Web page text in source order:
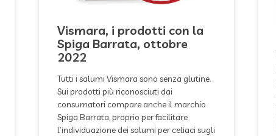
Vismara, i prodotti con la
Spiga Barrata, ottobre
2022
Tutti i salumi Vismara sono senza glutine.
Sui prodotti più riconosciuti dai
consumatori compare anche il marchio
Spiga Barrata, proprio per facilitare
l’individuazione dei salumi per celiaci sugli